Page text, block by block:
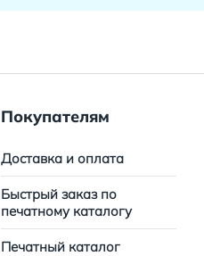
Покупателям
Доставка и оплата
Быстрый заказ по
печатному каталогу
Печатный каталог